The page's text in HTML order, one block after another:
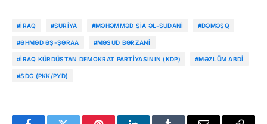
#İRAQ #SURIYA #MƏHƏMMƏD ŞIA ƏL-SUDANI #DƏMƏŞQ
#ƏHMƏD ƏŞ-ŞƏRAA #MƏSUD BƏRZANI
#İRAQ KÜRDÜSTAN DEMOKRAT PARTIYASININ (KDP) #MƏZLÜM ABDI
#SDG (PKK/PYD)